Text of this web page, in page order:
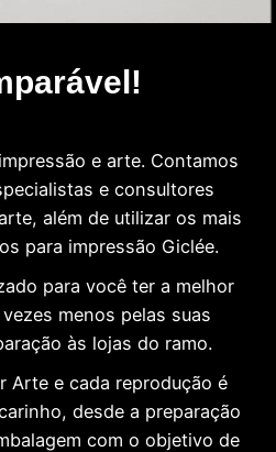
e arte. Contamos
e consultores
além de utilizar os mais
para impressão Giclée.
para você ter a melhor
menos pelas suas
às lojas do ramo.
Arte e cada reprodução é
desde a preparação
com o objetivo de